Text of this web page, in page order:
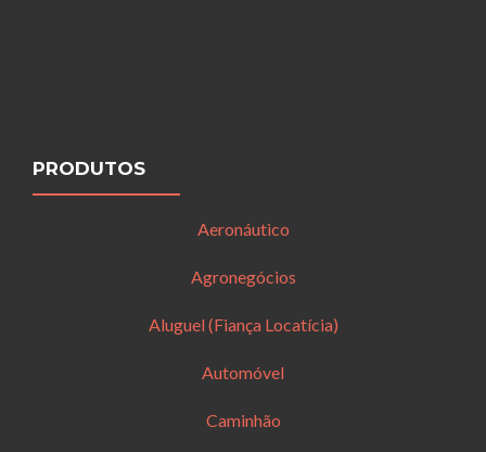
PRODUTOS
Aeronáutico
Agronegócios
Aluguel (Fiança Locatícia)
Automóvel
Caminhão